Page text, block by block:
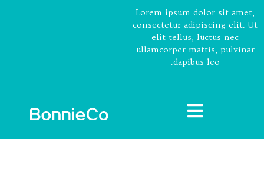
Lorem ipsum dolor sit amet,
consectetur adipiscing elit. Ut
elit tellus, luctus nec
ullamcorper mattis, pulvinar
dapibus leo.